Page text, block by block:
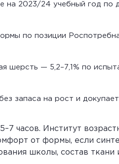
на 2023/24 учебный год по
по позиции
шерсть — 5,2–7,1% по
запаса на рост и
часов. Институт
от формы, если
школы, состав ткани